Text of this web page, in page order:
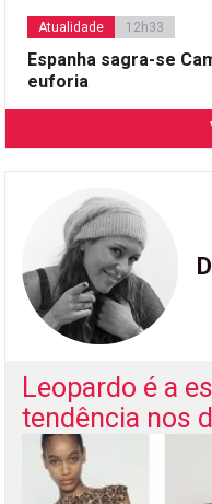
Atualidade 12h33
Espanha sagra-se
euforia
Leopardo é a
tendência nos